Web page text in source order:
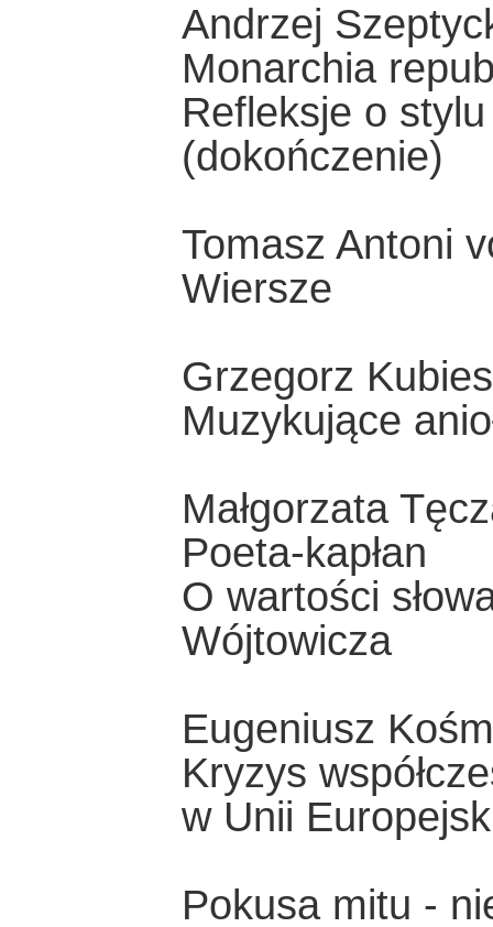
Andrzej
Monarchia
Refleksje o
(dokończenie)
Tomasz Antoni
Wiersze
Grzegorz Kubies
Muzykujące
Małgorzata
Poeta-kapłan
O wartości
Wójtowicza
Eugeniusz
Kryzys
w Unii
Pokusa mitu -